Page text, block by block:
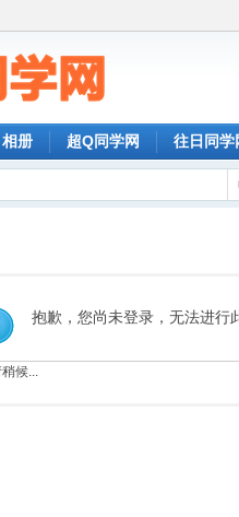
相册 超Q同学网 往日同学
抱歉，您尚未登录，无法进行
候...